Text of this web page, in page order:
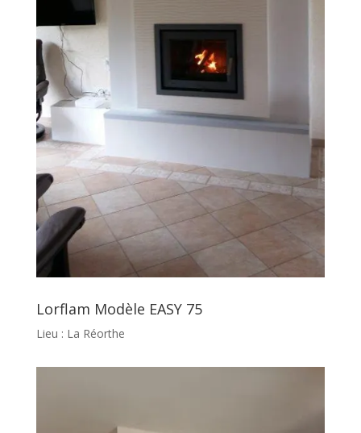
Lorflam Modèle EASY 75
Lieu : La Réorthe